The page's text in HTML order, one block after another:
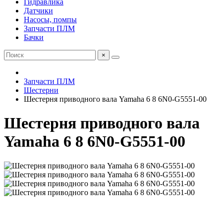
Гидравлика
Датчики
Насосы, помпы
Запчасти ПЛМ
Бачки
×
Запчасти ПЛМ
Шестерни
Шестерня приводного вала Yamaha 6 8 6N0-G5551-00
Шестерня приводного вала
Yamaha 6 8 6N0-G5551-00